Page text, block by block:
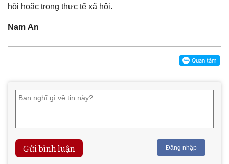
hội hoặc trong thực tế xã hội.
Nam An
Gửi bình luận Đăng nhập